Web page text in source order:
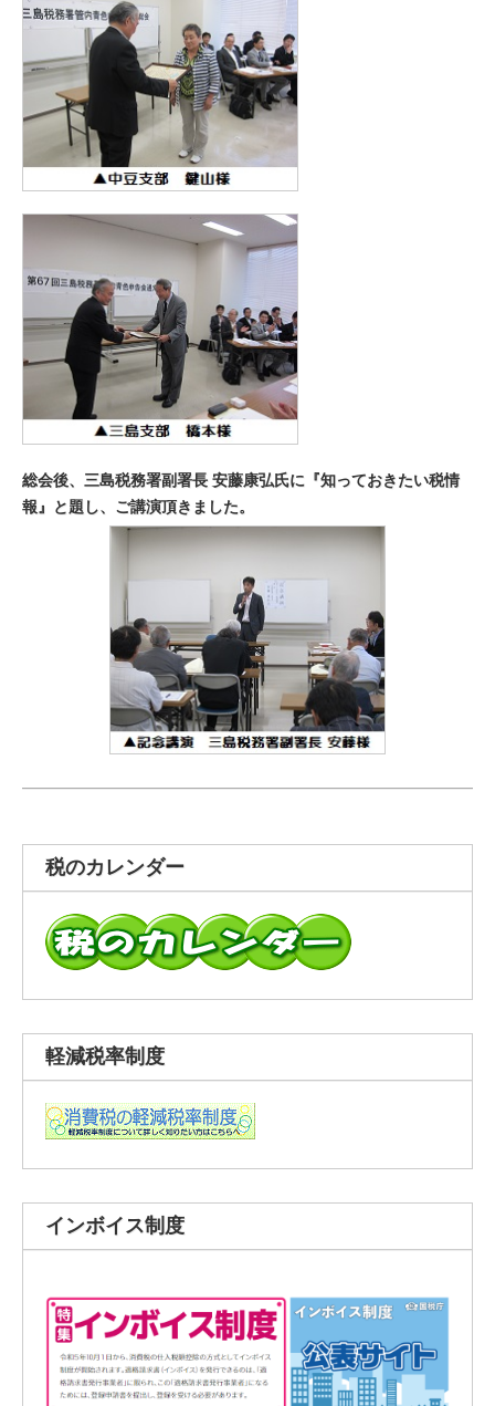
総会後、三島税務署副署長 安藤康弘氏に『知っておきたい税情
報』と題し、ご講演頂きました。
税のカレンダー
軽減税率制度
インボイス制度